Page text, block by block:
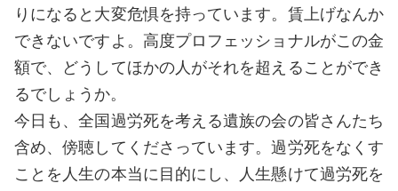
りになると大変危惧を持っています。賃上げなんか
できないですよ。高度プロフェッショナルがこの金
額で、どうしてほかの人がそれを超えることができ
るでしょうか。
今日も、全国過労死を考える遺族の会の皆さんたち
含め、傍聴してくださっています。過労死をなくす
ことを人生の本当に目的にし、人生懸けて過労死を